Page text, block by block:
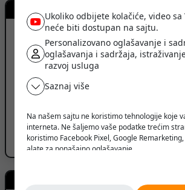
Ukoliko odbijete kolačiće, video sa
neće biti dostupan na sajtu.
Personalizovano oglašavanje i
oglašavanja i sadržaja,
razvoj usluga
Saznaj više
Na našem sajtu ne koristimo tehnologije koje
interneta. Ne šaljemo vaše podatke trećim
koristimo Facebook Pixel, Google
alate za ponašajno oglašavanje.
Kontakt prodavca
Čačak, Srbija
PRIKAŽI BROJ TELEFONA
PRIKAŽI SVE OGLASE (2)
ID oglasa: 251013152024225315
Prijavi oglas